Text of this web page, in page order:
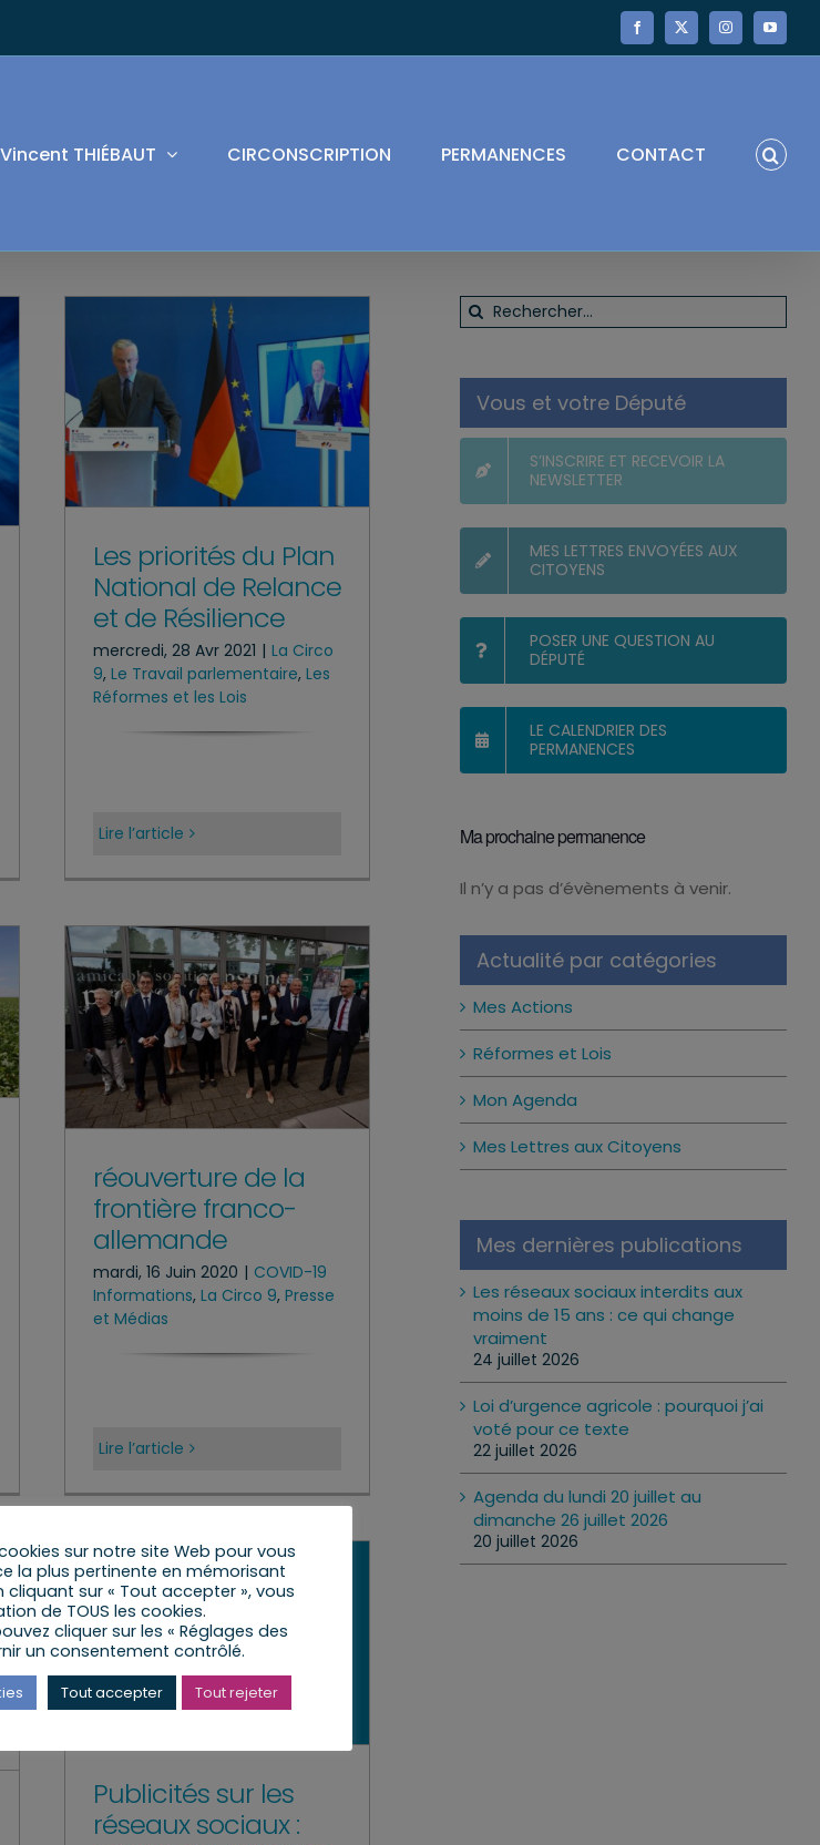
Facebook
X InstagramYouTube
Vincent THIÉBAUT CIRCONSCRIPTION PERMANENCES CONTACT
Les priorités du Plan
National de Relance
et de Résilience
mercredi, 28 Avr 2021 | La Circo
9, Le Travail parlementaire, Les
Réformes et les Lois
Lire l’article
réouverture de la
frontière franco-
allemande
mardi, 16 Juin 2020 | COVID-19
Informations, La Circo 9, Presse
et Médias
Lire l’article
Publicités sur les
réseaux sociaux :
Rechercher:
Vous et votre Député
S’INSCRIRE ET RECEVOIR LA
NEWSLETTER
MES LETTRES ENVOYÉES AUX
CITOYENS
POSER UNE QUESTION AU
DÉPUTÉ
LE CALENDRIER DES
PERMANENCES
Ma prochaine permanence
Notice
Il n’y a pas d’évènements à venir.
Actualité par catégories
Mes Actions
Réformes et Lois
Mon Agenda
Mes Lettres aux Citoyens
Mes dernières publications
Les réseaux sociaux interdits aux
moins de 15 ans : ce qui change
vraiment
24 juillet 2026
Loi d’urgence agricole : pourquoi j’ai
voté pour ce texte
22 juillet 2026
Agenda du lundi 20 juillet au
dimanche 26 juillet 2026
20 juillet 2026
sur notre site Web pour vous
la plus pertinente en mémorisant
cliquant sur « Tout accepter », vous
de TOUS les cookies.
cliquer sur les « Réglages des
un consentement contrôlé.
Tout accepter Tout rejeter